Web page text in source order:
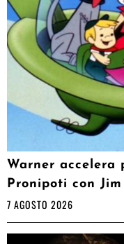
Warner
Pronipoti con
7 AGOSTO 2026